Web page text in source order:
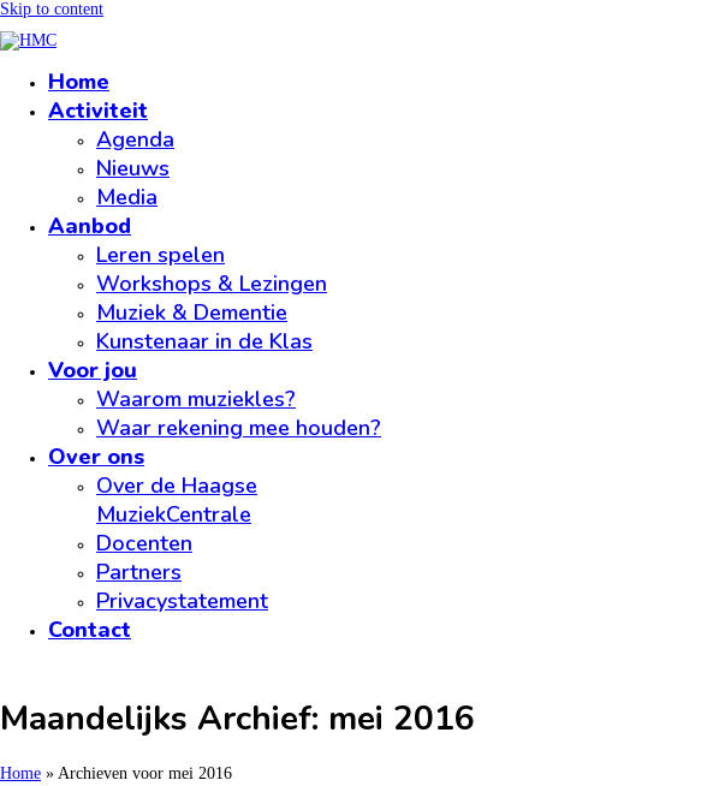
Skip to content
Home
Activiteit
Agenda
Nieuws
Media
Aanbod
Leren spelen
Workshops & Lezingen
Muziek & Dementie
Kunstenaar in de Klas
Voor jou
Waarom muziekles?
Waar rekening mee houden?
Over ons
Over de Haagse
MuziekCentrale
Docenten
Partners
Privacystatement
Contact
Maandelijks Archief: mei 2016
Home » Archieven voor mei 2016